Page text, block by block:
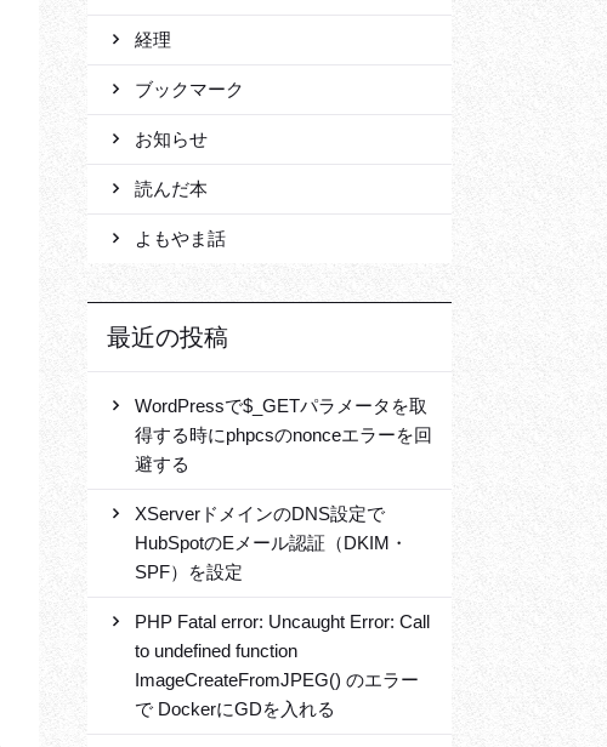
経理
ブックマーク
お知らせ
読んだ本
よもやま話
最近の投稿
WordPressで$_GETパラメータを取
得する時にphpcsのnonceエラーを回
避する
XServerドメインのDNS設定で
HubSpotのEメール認証（DKIM・
SPF）を設定
PHP Fatal error: Uncaught Error: Call
to undefined function
ImageCreateFromJPEG() のエラー
で DockerにGDを入れる